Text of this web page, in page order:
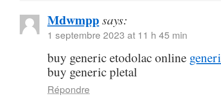
Mdwmppsays:
1 septembre 2023 at 11 h 45 min
buy generic etodolac online
buy generic pletal
Répondre